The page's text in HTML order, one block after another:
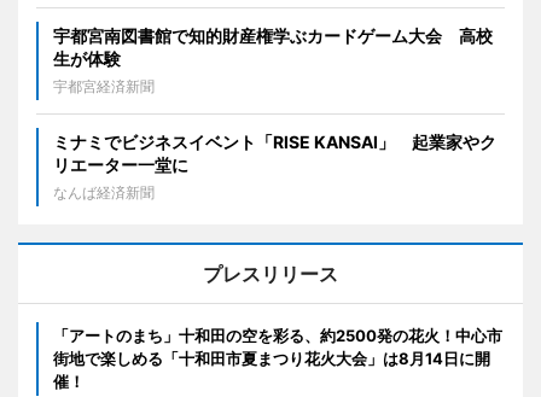
宇都宮南図書館で知的財産権学ぶカードゲーム大会 高校
生が体験
宇都宮経済新聞
ミナミでビジネスイベント「RISE KANSAI」 起業家やク
リエーター一堂に
なんば経済新聞
プレスリリース
「アートのまち」十和田の空を彩る、約2500発の花火！中心市
街地で楽しめる「十和田市夏まつり花火大会」は8月14日に開
催！